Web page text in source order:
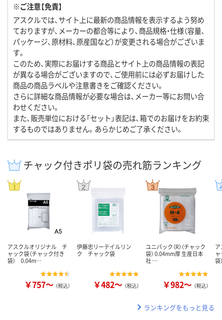
※ご注意【免責】
アスクルでは、サイト上に最新の商品情報を表示するよう努め
ておりますが、メーカーの都合等により、商品規格・仕様（容量、
パッケージ、原材料、原産国など）が変更される場合がございま
す。
このため、実際にお届けする商品とサイト上の商品情報の表記
が異なる場合がございますので、ご使用前には必ずお届けした
商品の商品ラベルや注意書きをご確認ください。
さらに詳細な商品情報が必要な場合は、メーカー等にお問い合
わせください。
また、販売単位における「セット」表記は、箱でのお届けをお約束
するものではありません。あらかじめご了承ください。
チャック付きポリ袋の売れ筋ランキング
アスクルオリジナル チ
ャック袋（チャック付き
袋） 0.04m…
￥757～ （税込）
伊藤忠リーテイルリン
ク チャック袋
￥482～ （税込）
ユニパック（R）（チャック
袋） 0.04mm厚 生産日本
社 …
￥982～ （税込）
ャ
ランキングをもっと見る